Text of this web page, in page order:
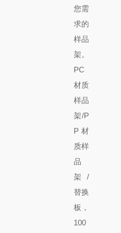
您需
求的
样品
架。
PC
材质
样品
架/P
P材
质样
品
架/
替换
板 ，
100